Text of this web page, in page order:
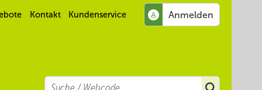
Kontakt Kundenservice
Search
Suchen